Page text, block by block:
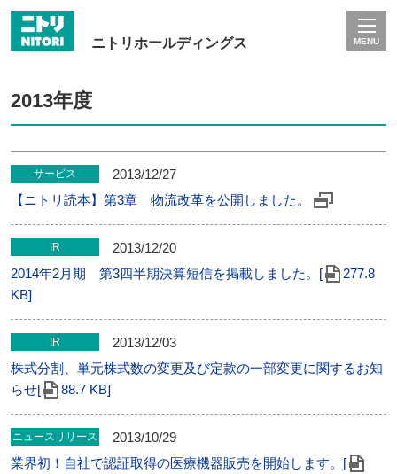
ニトリホールディングス MENU
2013年度
サービス
2013/12/27
【ニトリ読本】第3章 物流改革を公開しました。
IR
2013/12/20
2014年2月期 第3四半期決算短信を掲載しました。[
277.8
KB]
IR
2013/12/03
株式分割、単元株式数の変更及び定款の一部変更に関するお知
らせ[
88.7 KB]
ニュースリリース
2013/10/29
業界初！自社で認証取得の医療機器販売を開始します。[